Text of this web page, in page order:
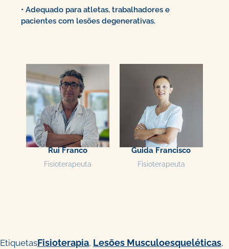
• Adequado para atletas, trabalhadores e
pacientes com lesões degenerativas.
Rui Franco
Fisioterapeuta
Guida Francisco
Fisioterapeuta
EtiquetasFisioterapia, Lesões Musculoesqueléticas,